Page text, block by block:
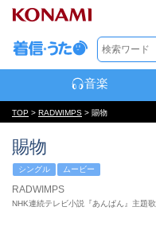
音楽
TOP > RADWIMPS > 賜物
賜物
シングル ムービー
RADWIMPS
NHK連続テレビ小説『あんぱん』主題歌